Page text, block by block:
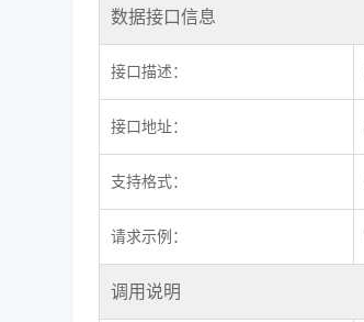
数据接口信息
接口描述：
接口地址：
支持格式：
请求示例：
调用说明